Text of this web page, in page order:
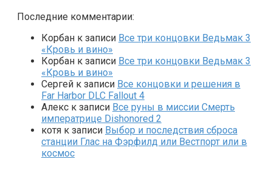
Последние комментарии:
Корбан к записи Все три концовки Ведьмак 3
«Кровь и вино»
Корбан к записи Все три концовки Ведьмак 3
«Кровь и вино»
Сергей к записи Все концовки и решения в
Far Harbor DLC Fallout 4
Алекс к записи Все руны в миссии Смерть
императрице Dishonored 2
котя к записи Выбор и последствия сброса
станции Глас на Фэрфилд или Вестпорт или в
космос